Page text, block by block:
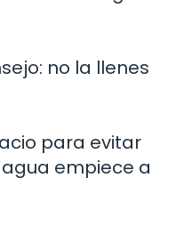
no la llenes
para evitar
empiece a